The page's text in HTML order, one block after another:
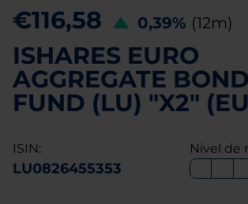
€116,58 0,39% (12m)
ISHARES EURO
AGGREGATE
FUND (LU) "X2"
ISIN:
LU0826455353
Nivel de